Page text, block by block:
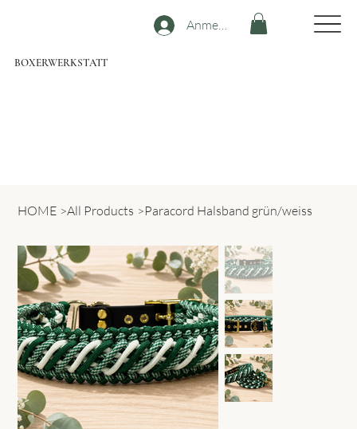
BOXERWERKSTATT
Anmelden
HOME >All Products >Paracord Halsband grün/weiss